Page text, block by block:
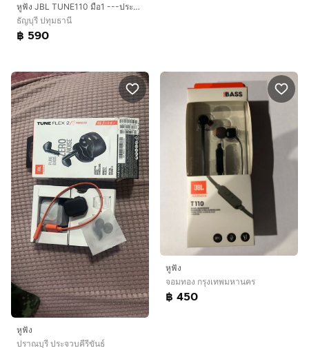
หูฟัง JBL TUNE110 มือ1 ---ประกันมหาจักร 1ปี 3เดือน--- นัดรับ ช้วยลงประกันให้ได้ครับ
ธัญบุรี ปทุมธานี
฿ 590
หูฟัง
ปราณบุรี ประจวบคีรีขันธ์
หูฟัง
จอมทอง กรุงเทพมหานคร
฿ 450